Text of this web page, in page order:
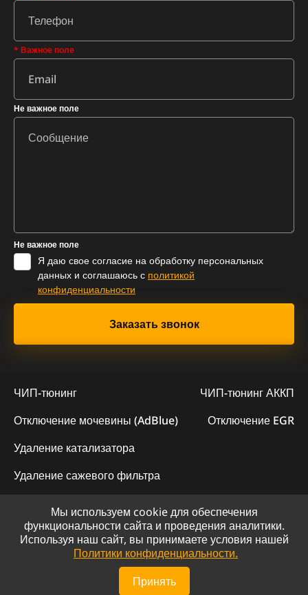
* Важное поле
Не важное поле
Не важное поле
Я даю свое согласие на обработку персональных
данных и соглашаюсь с политикой
конфиденциальности
ЧИП-тюнинг
ЧИП-тюнинг АККП
Отключение мочевины (AdBlue)
Отключение EGR
Удаление катализатора
Удаление сажевого фильтра
© 2023 - Официальный сайт "ChipLogic"
Политика конфиденциальности
Сайт разработан компанией DS-ART
Мы используем cookie для обеспечения
функциональности сайта и проведения аналитики.
Используя наш сайт, вы принимаете условия нашей
Политики конфиденциальности.
Принять